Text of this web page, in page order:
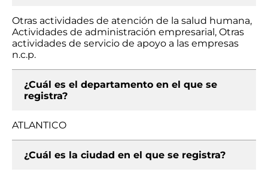
Otras actividades de atención de la salud humana,
Actividades de administración empresarial, Otras
actividades de servicio de apoyo a las empresas
n.c.p.
¿Cuál es el departamento en el que se
registra?
ATLANTICO
¿Cuál es la ciudad en el que se registra?